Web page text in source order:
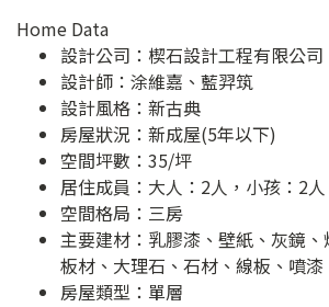
Home Data
設計公司： 楔石設計工程有限公司
設計師：涂維嘉、藍羿筑
設計風格：新古典
房屋狀況：新成屋(5年以下)
空間坪數：35/坪
居住成員：大人：2人，小孩：2人
空間格局：三房
主要建材：乳膠漆、壁紙、灰鏡
板材、大理石、石材、線板、噴漆
房屋類型：單層